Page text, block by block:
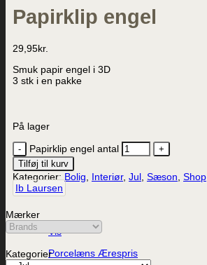
Vis
Porcelæns Ærespris
Papirklip engel
29,95kr.
Smuk papir engel i 3D
3 stk i en pakke
På lager
Papirklip engel antal
Tilføj til kurv
Kategorier: Bolig Interiør, Jul Sæson Shop
Ib Laursen
Mærker
Kategorier